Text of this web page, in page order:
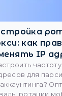
перед
23